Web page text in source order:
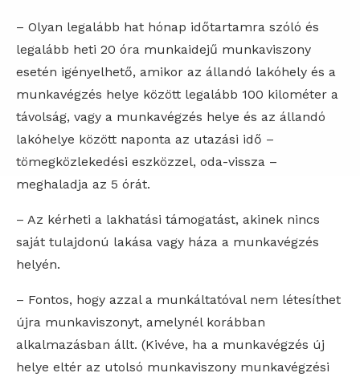
– Olyan legalább hat hónap időtartamra szóló és
legalább heti 20 óra munkaidejű munkaviszony
esetén igényelhető, amikor az állandó lakóhely és a
munkavégzés helye között legalább 100 kilométer a
távolság, vagy a munkavégzés helye és az állandó
lakóhelye között naponta az utazási idő –
tömegközlekedési eszközzel, oda-vissza –
meghaladja az 5 órát.
– Az kérheti a lakhatási támogatást, akinek nincs
saját tulajdonú lakása vagy háza a munkavégzés
helyén.
– Fontos, hogy azzal a munkáltatóval nem létesíthet
újra munkaviszonyt, amelynél korábban
alkalmazásban állt. (Kivéve, ha a munkavégzés új
helye eltér az utolsó munkaviszony munkavégzési